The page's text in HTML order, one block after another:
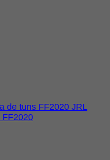
de tuns FF2020 JRL
FF2020